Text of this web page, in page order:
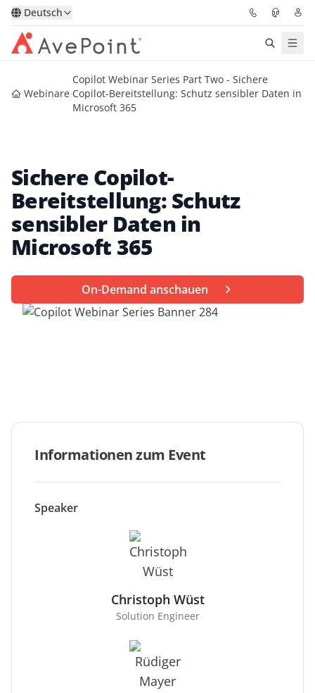
Deutsch
Für Partner
Ressourcen
Sprechen Sie mit unseren
Demo
Webinare
Copilot Webinar Series Part Two - Sichere
Copilot-Bereitstellung: Schutz sensibler Daten in
Microsoft 365
Sichere Copilot-
Bereitstellung: Schutz
sensibler Daten in
Microsoft 365
On-Demand anschauen
Informationen zum Event
Speaker
Christoph Wüst
Solution Engineer